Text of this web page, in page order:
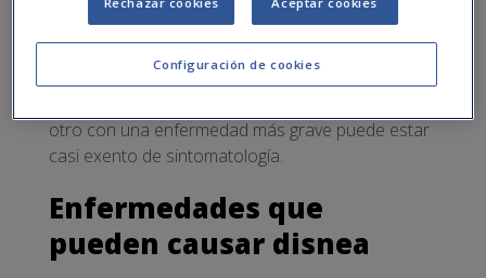
función del origen de la enfermedad que lo
provoca y de las particularidades del paciente; es
decir, que un paciente con una enfermedad leve
otro con una enfermedad más grave puede estar
casi exento de sintomatología.
Enfermedades que
pueden causar disnea
Configuración de cookies